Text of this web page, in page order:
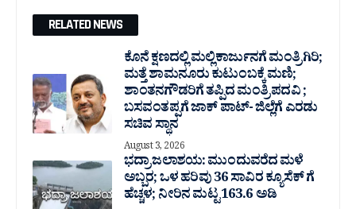
RELATED NEWS
ಕೊನೆ ಕ್ಷಣದಲ್ಲಿ ಮಲ್ಲಿಕಾರ್ಜುನಗೆ ಮಂತ್ರಿಗಿರಿ;
ಮತ್ತೆ ಶಾಮನೂರು ಕುಟುಂಬಕ್ಕೆ ಮಣಿ;
ಶಾಂತನಗೌಡರಿಗೆ ತಪ್ಪಿದ ಮಂತ್ರಿ ಪದವಿ ;
ಬಸವಂತಪ್ಪಗೆ ಜಾಕ್ ಪಾಟ್- ಜಿಲ್ಲೆಗೆ ಎರಡು
ಸಚಿವ ಸ್ಥಾನ
August 3, 2026
ಭದ್ರಾ ಜಲಾಶಯ: ಮುಂದುವರೆದ ಮಳೆ
ಅಬ್ಬರ; ಒಳ ಹರಿವು 36 ಸಾವಿರ‌ ಕ್ಯೂಸೆಕ್ ಗೆ
ಹೆಚ್ಚಳ; ನೀರಿನ ಮಟ್ಟ 163.6 ಅಡಿ